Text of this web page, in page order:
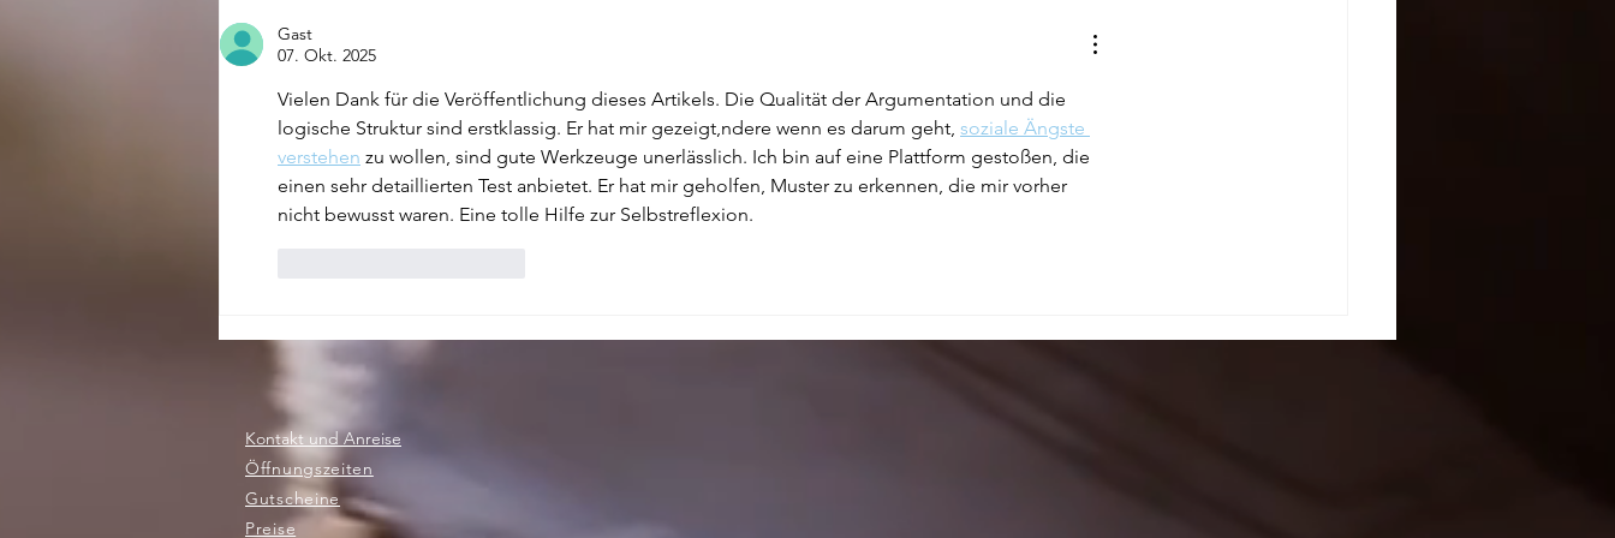
Gast
07. Okt. 2025
Vielen Dank für die Veröffentlichung dieses Artikels. Die Qualität der Argumentation und die
logische Struktur sind erstklassig. Er hat mir gezeigt,ndere wenn es darum geht, soziale Ängste
verstehen zu wollen, sind gute Werkzeuge unerlässlich. Ich bin auf eine Plattform gestoßen, die
einen sehr detaillierten Test anbietet. Er hat mir geholfen, Muster zu erkennen, die mir vorher
nicht bewusst waren. Eine tolle Hilfe zur Selbstreflexion.
Kontakt und Anreise
Öffnungszeiten
Gutscheine
Preise